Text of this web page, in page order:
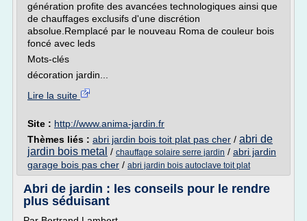
génération profite des avancées technologiques ainsi que
de chauffages exclusifs d'une discrétion
absolue.Remplacé par le nouveau Roma de couleur bois
foncé avec leds
Mots-clés
décoration jardin...
Lire la suite
Site : http://www.anima-jardin.fr
Thèmes liés : abri jardin bois toit plat pas cher / abri de
jardin bois metal / chauffage solaire serre jardin / abri jardin
garage bois pas cher / abri jardin bois autoclave toit plat
Abri de jardin : les conseils pour le rendre
plus séduisant